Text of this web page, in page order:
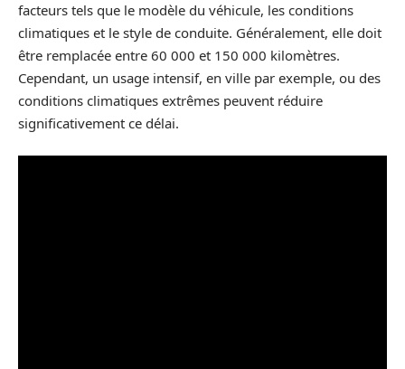
facteurs tels que le modèle du véhicule, les conditions
climatiques et le style de conduite. Généralement, elle doit
être remplacée entre 60 000 et 150 000 kilomètres.
Cependant, un usage intensif, en ville par exemple, ou des
conditions climatiques extrêmes peuvent réduire
significativement ce délai.